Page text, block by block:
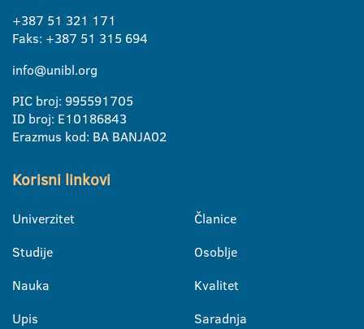
+387 51 321 171
Faks: +387 51 315 694
info@unibl.org
PIC broj: 995591705
ID broj: E10186843
Erazmus kod: BA BANJA02
Korisni linkovi
Univerzitet
Studije
Nauka
Upis
Članice
Osoblje
Kvalitet
Saradnja